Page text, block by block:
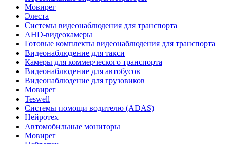
Мовирег
Элеста
Системы видеонаблюдения для транспорта
AHD-видеокамеры
Готовые комплекты видеонаблюдения для транспорта
Видеонаблюдение для такси
Камеры для коммерческого транспорта
Видеонаблюдение для автобусов
Видеонаблюдение для грузовиков
Мовирег
Teswell
Системы помощи водителю (ADAS)
Нейротех
Автомобильные мониторы
Мовирег